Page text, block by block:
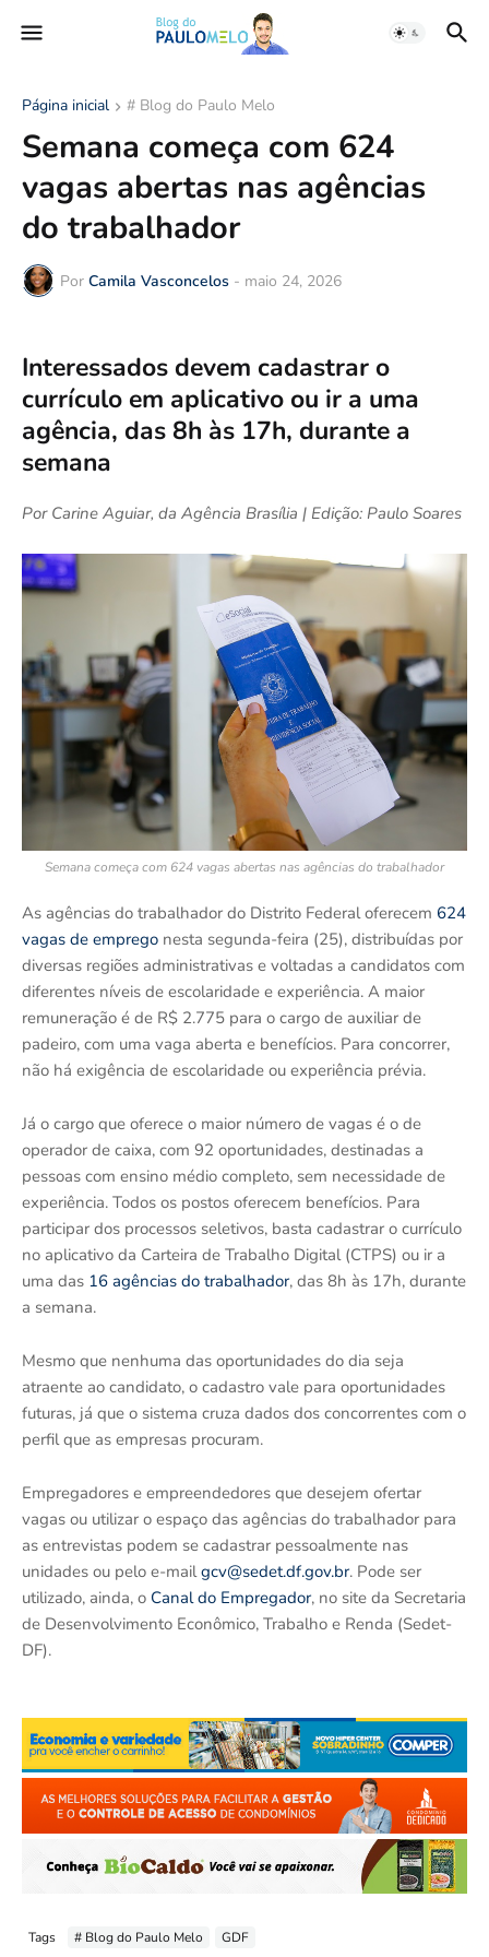
Página inicial # Blog do Paulo Melo
Semana começa com 624
vagas abertas nas agências
do trabalhador
Por Camila Vasconcelos - maio 24, 2026
Interessados devem cadastrar o
currículo em aplicativo ou ir a uma
agência, das 8h às 17h, durante a
semana
Por Carine Aguiar, da Agência Brasília | Edição: Paulo Soares
Semana começa com 624 vagas abertas nas agências do trabalhador
As agências do trabalhador do Distrito Federal oferecem 624
vagas de emprego nesta segunda-feira (25), distribuídas por
diversas regiões administrativas e voltadas a candidatos com
diferentes níveis de escolaridade e experiência. A maior
remuneração é de R$ 2.775 para o cargo de auxiliar de
padeiro, com uma vaga aberta e benefícios. Para concorrer,
não há exigência de escolaridade ou experiência prévia.
Já o cargo que oferece o maior número de vagas é o de
operador de caixa, com 92 oportunidades, destinadas a
pessoas com ensino médio completo, sem necessidade de
experiência. Todos os postos oferecem benefícios. Para
participar dos processos seletivos, basta cadastrar o currículo
no aplicativo da Carteira de Trabalho Digital (CTPS) ou ir a
uma das 16 agências do trabalhador, das 8h às 17h, durante
a semana.
Mesmo que nenhuma das oportunidades do dia seja
atraente ao candidato, o cadastro vale para oportunidades
futuras, já que o sistema cruza dados dos concorrentes com o
perfil que as empresas procuram.
Empregadores e empreendedores que desejem ofertar
vagas ou utilizar o espaço das agências do trabalhador para
as entrevistas podem se cadastrar pessoalmente nas
unidades ou pelo e-mailgcv@sedet.df.gov.br. Pode ser
utilizado, ainda, o Canal do Empregador, no site da Secretaria
de Desenvolvimento Econômico, Trabalho e Renda (Sedet-
DF).
Tags # Blog do Paulo Melo GDF